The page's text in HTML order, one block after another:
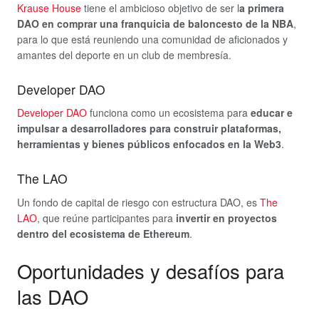
Krause House tiene el ambicioso objetivo de ser la primera
DAO en comprar una franquicia de baloncesto de la NBA,
para lo que está reuniendo una comunidad de aficionados y
amantes del deporte en un club de membresía.
Developer DAO
Developer DAO funciona como un ecosistema para educar e
impulsar a desarrolladores para construir plataformas,
herramientas y bienes públicos enfocados en la Web3.
The LAO
Un fondo de capital de riesgo con estructura DAO, es The
LAO, que reúne participantes para invertir en proyectos
dentro del ecosistema de Ethereum.
Oportunidades y desafíos para
las DAO